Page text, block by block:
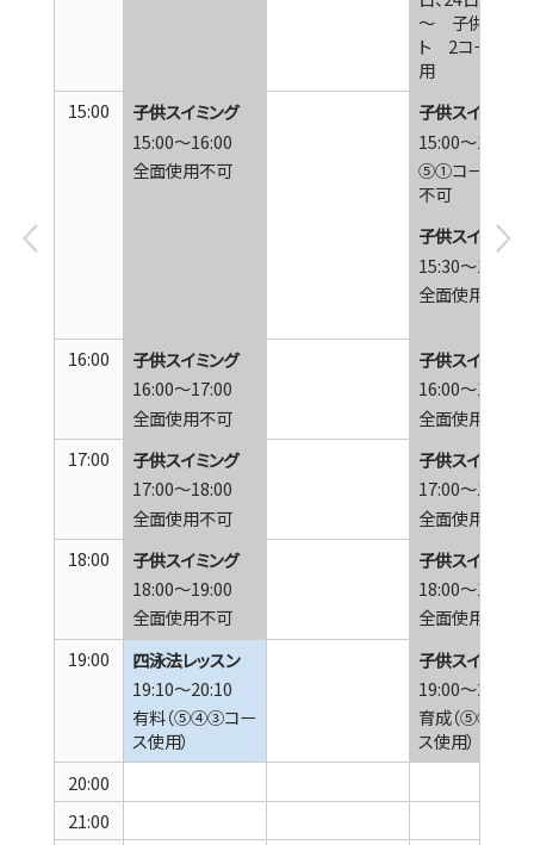
～ 子供イベン
ト 2コース使
用
15:00
15:00～16:00
子供スイミング
全面使用不可
15:00～15:30
子供スイミング
⑤①コース使用
不可
15:30～16:00
子供スイミング
全面使用不可
16:00
16:00～17:00
子供スイミング
全面使用不可
16:00～17:00
子供スイミング
全面使用不可
17:00
17:00～18:00
子供スイミング
全面使用不可
17:00～18:00
子供スイミング
全面使用不可
18:00
18:00～19:00
子供スイミング
全面使用不可
18:00～19:00
子供スイミング
全面使用不可
19:00
19:10～20:10
四泳法レッスン
有料（⑤④③コー
ス使用）
19:00～20:15
子供スイミング
育成（⑤④③コ
ス使用）
20:00
21:00